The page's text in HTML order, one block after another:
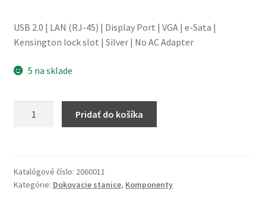
USB 2.0 | LAN (RJ-45) | Display Port | VGA | e-Sata |
Kensington lock slot | Silver | No AC Adapter
5 na sklade
HSTNN-
I16X
Pridať do košíka
Katalógové číslo: 2060011
Kategórie: Dokovacie stanice, Komponenty